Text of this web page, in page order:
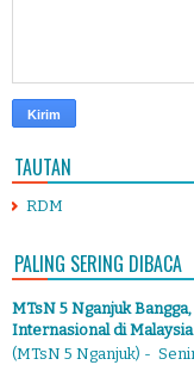
TAUTAN
RDM
PALING SERING DIBACA
MTsN 5 Nganjuk
Internasional di Malaysia
(MTsN 5 Nganjuk) -